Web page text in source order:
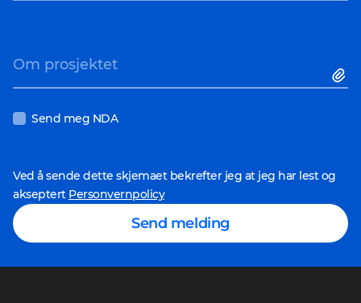
Om prosjektet
Send meg NDA
Ved å sende dette skjemaet bekrefter jeg at jeg har lest og
akseptert Personvernpolicy
Send melding